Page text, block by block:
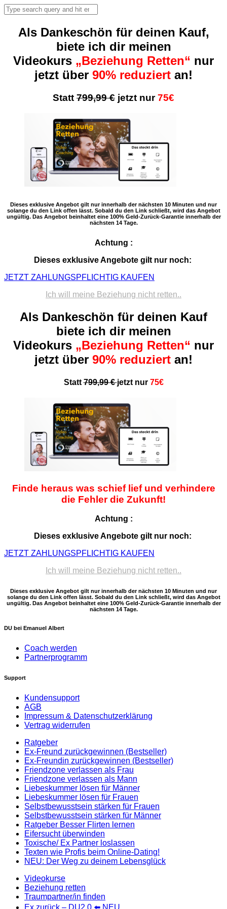
Als Dankeschön für deinen Kauf,
biete ich dir meinen
Videokurs „Beziehung Retten“ nur
jetzt über 90% reduziert an!
Statt 799,99 € jetzt nur75€
Dieses exklusive Angebot gilt nur innerhalb der nächsten 10 Minuten und nur
solange du den Link offen lässt. Sobald du den Link schließt, wird das Angebot
ungültig. Das Angebot beinhaltet eine 100% Geld-Zurück-Garantie innerhalb der
nächsten 14 Tage.
Achtung :
Dieses exklusive Angebote gilt nur noch:
JETZT ZAHLUNGSPFLICHTIG KAUFEN
Ich will meine Beziehung nicht retten..
Als Dankeschön für deinen Kauf
biete ich dir meinen
Videokurs „Beziehung Retten“ nur
jetzt über 90% reduziert an!
Statt799,99 €jetzt nur 75€
Finde heraus was schief lief und verhindere
die Fehler die Zukunft!
Achtung :
Dieses exklusive Angebote gilt nur noch:
JETZT ZAHLUNGSPFLICHTIG KAUFEN
Ich will meine Beziehung nicht retten..
Dieses exklusive Angebot gilt nur innerhalb der nächsten 10 Minuten und nur
solange du den Link offen lässt. Sobald du den Link schließt, wird das Angebot
ungültig. Das Angebot beinhaltet eine 100% Geld-Zurück-Garantie innerhalb der
nächsten 14 Tage.
DU bei Emanuel Albert
Coach werden
Partnerprogramm
Support
Kundensupport
AGB
Impressum & Datenschutzerklärung
Vertrag widerrufen
Ratgeber
Ex-Freund zurückgewinnen (Bestseller)
Ex-Freundin zurückgewinnen (Bestseller)
Friendzone verlassen als Frau
Friendzone verlassen als Mann
Liebeskummer lösen für Männer
Liebeskummer lösen für Frauen
Selbstbewusstsein stärken für Frauen
Selbstbewusstsein stärken für Männer
Ratgeber Besser Flirten lernen
Eifersucht überwinden
Toxische/ Ex Partner loslassen
Texten wie Profis beim Online-Dating!
NEU: Der Weg zu deinem Lebensglück
Videokurse
Beziehung retten
Traumpartner/in finden